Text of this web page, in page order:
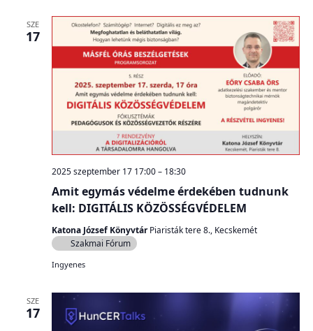
SZE
17
Amit egymás védelme érdekében tudnunk
kell: DIGITÁLIS KÖZÖSSÉGVÉDELEM
2025 szeptember 17 17:00– 18:30
Katona József KönyvtárPiaristák tere 8., Kecskemét
Szakmai Fórum
Ingyenes
SZE
17